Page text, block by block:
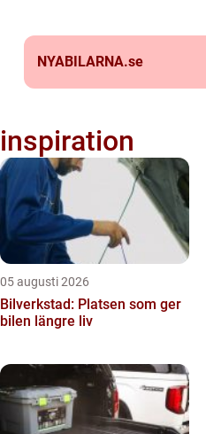
NYABILARNA.se
inspiration
05 augusti 2026
Bilverkstad: Platsen som ger
bilen längre liv